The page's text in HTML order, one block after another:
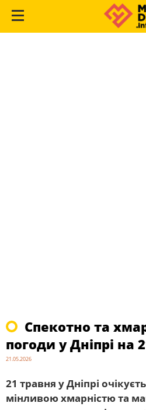
Спекотно та
погоди у Дніпрі на
21.05.2026
21 травня у Дніпрі
мінливою хмарністю та